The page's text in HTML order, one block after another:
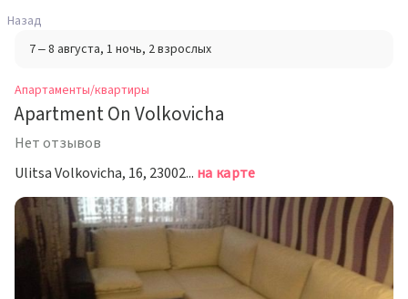
Назад
7 – 8 августа, 1 ночь, 2 взрослых
Апартаменты/квартиры
Apartment On Volkovicha
Нет отзывов
Ulitsa Volkovicha, 16, 230023 Grodno, Belarus, Гродно на карте